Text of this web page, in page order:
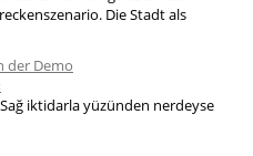
Die Stadt als
der Demo
iktidarla yüzünden nerdeyse